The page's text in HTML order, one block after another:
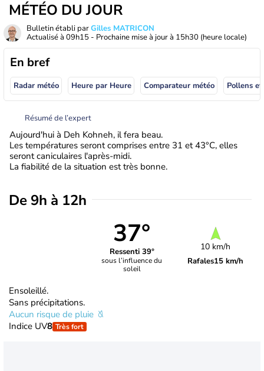
MÉTÉO DU JOUR
Bulletin établi parGilles MATRICON
Actualisé à 09h15 - Prochaine mise à jour à 15h30 (heure locale)
En bref
Radar météo Heure par Heure Comparateur météo Pollens
Résumé de l’expert
Aujourd'hui à Deh Kohneh, il fera beau.
Les températures seront comprises entre 31 et 43°C, elles
seront caniculaires l'après-midi.
La fiabilité de la situation est très bonne.
De 9h à 12h
37°
Ressenti 39°
sous l’influence du
soleil
10 km/h
Rafales15 km/h
Ensoleillé.
Sans précipitations.
Aucun risque de pluie
Indice UV8 Très fort